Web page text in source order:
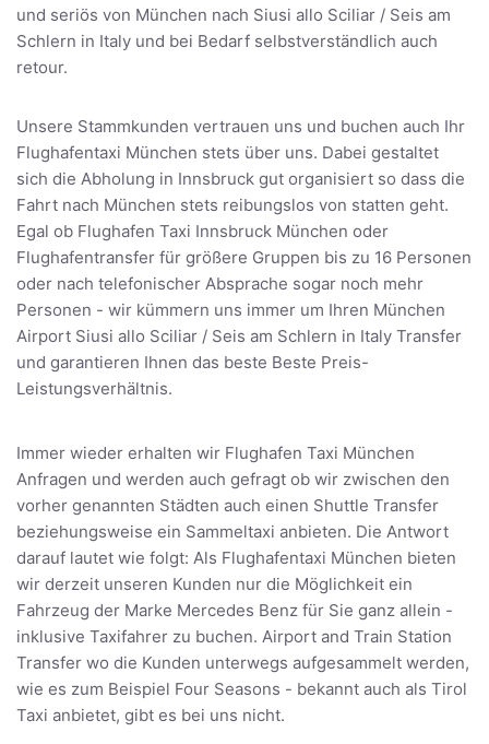
und seriös von München nach Siusi allo Sciliar / Seis am
Schlern in Italy und bei Bedarf selbstverständlich auch
retour.
Unsere Stammkunden vertrauen uns und buchen auch Ihr
Flughafentaxi München stets über uns. Dabei gestaltet
sich die Abholung in Innsbruck gut organisiert so dass die
Fahrt nach München stets reibungslos von statten geht.
Egal ob Flughafen Taxi Innsbruck München oder
Flughafentransfer für größere Gruppen bis zu 16 Personen
oder nach telefonischer Absprache sogar noch mehr
Personen - wir kümmern uns immer um Ihren München
Airport Siusi allo Sciliar / Seis am Schlern in Italy Transfer
und garantieren Ihnen das beste Beste Preis-
Leistungsverhältnis.
Immer wieder erhalten wir Flughafen Taxi München
Anfragen und werden auch gefragt ob wir zwischen den
vorher genannten Städten auch einen Shuttle Transfer
beziehungsweise ein Sammeltaxi anbieten. Die Antwort
darauf lautet wie folgt: Als Flughafentaxi München bieten
wir derzeit unseren Kunden nur die Möglichkeit ein
Fahrzeug der Marke Mercedes Benz für Sie ganz allein -
inklusive Taxifahrer zu buchen. Airport and Train Station
Transfer wo die Kunden unterwegs aufgesammelt werden,
wie es zum Beispiel Four Seasons - bekannt auch als Tirol
Taxi anbietet, gibt es bei uns nicht.